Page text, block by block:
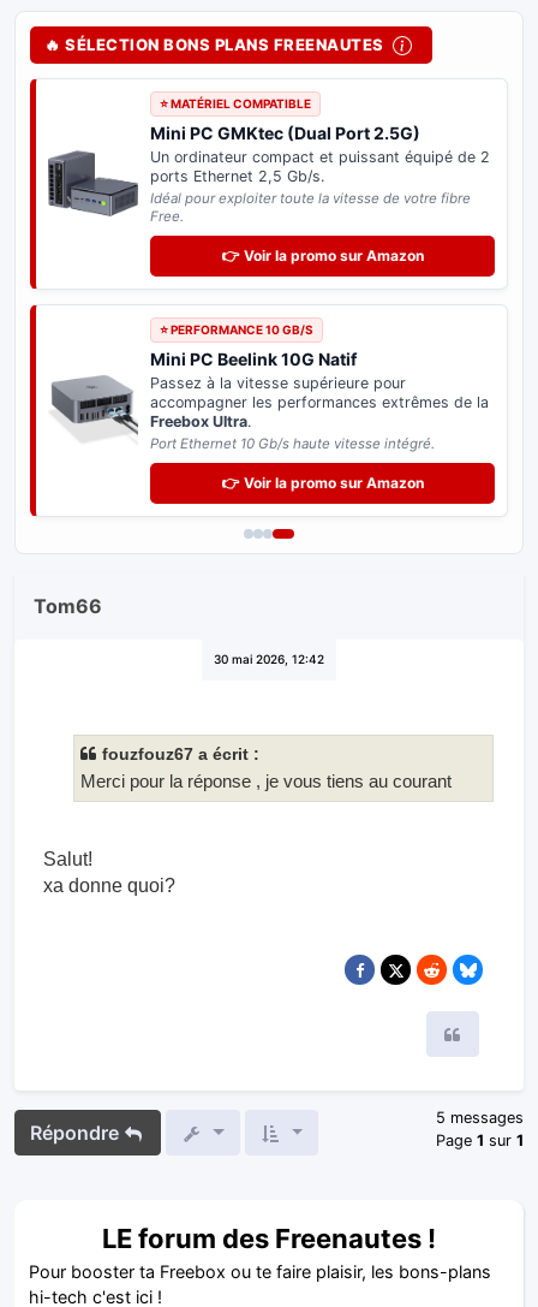
🔥 SÉLECTION BONS PLANS FREENAUTES
⭐ MATÉRIEL COMPATIBLE
Mini PC GMKtec (Dual Port 2.5G)
Un ordinateur compact et puissant équipé de 2
ports Ethernet 2,5 Gb/s.
Idéal pour exploiter toute la vitesse de votre fibre
Free.
👉 Voir la promo sur Amazon
⭐ PERFORMANCE 10 GB/S
Mini PC Beelink 10G Natif
Passez à la vitesse supérieure pour
accompagner les performances extrêmes de la
Freebox Ultra.
Port Ethernet 10 Gb/s haute vitesse intégré.
👉 Voir la promo sur Amazon
Tom66
30 mai 2026, 12:42
fouzfouz67 a écrit :
Merci pour la réponse , je vous tiens au courant
Salut!
xa donne quoi?
Répondre
5 messages
Page 1 sur 1
LE forum des Freenautes !
Pour booster ta Freebox ou te faire plaisir, les bons-plans
hi-tech c'est ici !